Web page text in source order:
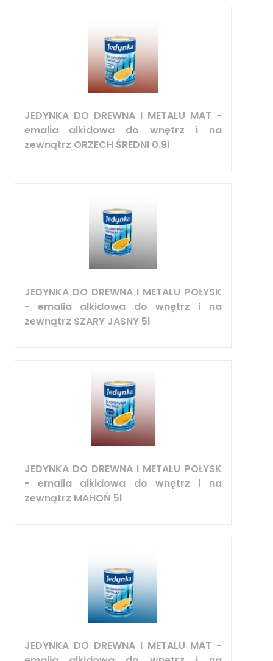
JEDYNKA DO DREWNA I METALU MAT -
emalia alkidowa do wnętrz i na
zewnątrz ORZECH ŚREDNI 0.9l
JEDYNKA DO DREWNA I METALU POŁYSK
- emalia alkidowa do wnętrz i na
zewnątrz SZARY JASNY 5l
JEDYNKA DO DREWNA I METALU POŁYSK
- emalia alkidowa do wnętrz i na
zewnątrz MAHOŃ 5l
JEDYNKA DO DREWNA I METALU MAT -